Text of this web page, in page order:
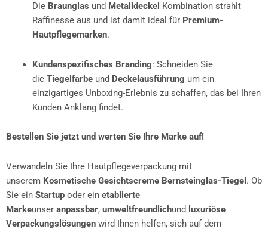
Die Braunglas und Metalldeckel Kombination strahlt
Raffinesse aus und ist damit ideal für Premium-
Hautpflegemarken.
Kundenspezifisches Branding: Schneiden Sie
die Tiegelfarbeund Deckelausführung um ein
einzigartiges Unboxing-Erlebnis zu schaffen, das bei Ihren
Kunden Anklang findet.
Bestellen Sie jetzt und werten Sie Ihre Marke auf!
Verwandeln Sie Ihre Hautpflegeverpackung mit
unserem Kosmetische Gesichtscreme Bernsteinglas-Tiegel . Ob
Sie ein Startup oder ein etablierte
Markeunser anpassbar, umweltfreundlichund luxuriöse
Verpackungslösungen wird Ihnen helfen, sich auf dem